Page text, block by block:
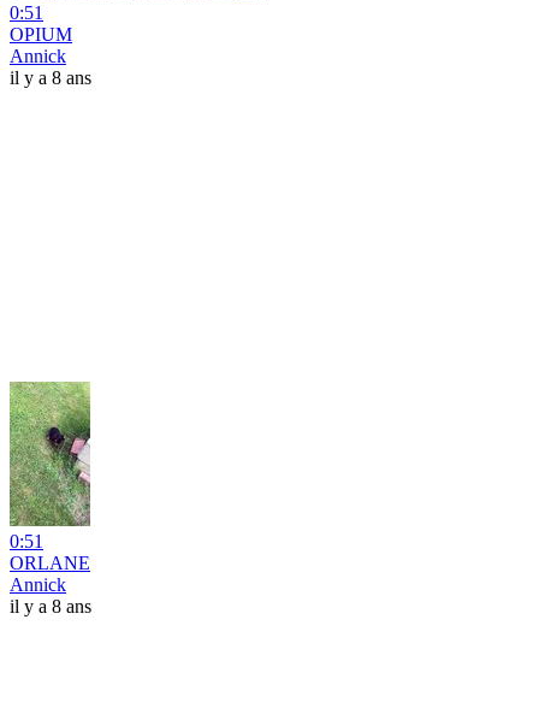
0:51
OPIUM
Annick
il y a 8 ans
0:51
ORLANE
Annick
il y a 8 ans